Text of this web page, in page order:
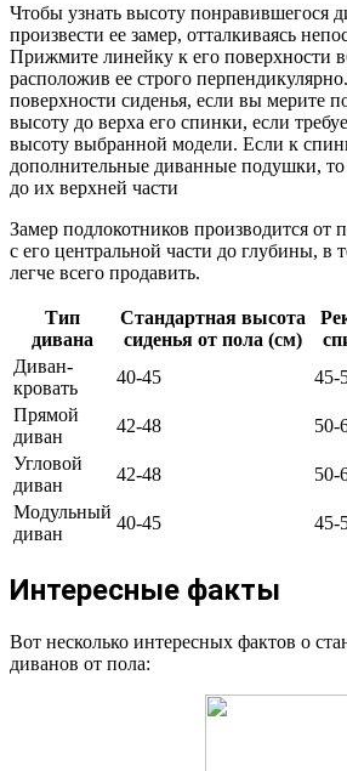
Чтобы узнать высоту понравившегося
произвести ее замер, отталкиваясь
Прижмите линейку к его поверхности
расположив ее строго
поверхности сиденья, если вы мерите
высоту до верха его спинки, если
высоту выбранной модели. Если к
дополнительные диванные подушки, то
до их верхней части
Замер подлокотников производится от
с его центральной части до глубины, в
легче всего продавить.
Тип
дивана
Стандартная высота
сиденья от пола (см)
Диван-
кровать
40-45
45-
Прямой
диван
42-48
50-
Угловой
диван
42-48
50-
Модульный
диван
40-45 45-
Интересные факты
Вот несколько интересных фактов о
диванов от пола: